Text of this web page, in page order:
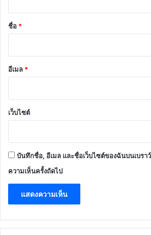
*
ชื่อ *
อีเมล *
เว็บไซต์
บันทึกชื่อ, อีเมล และชื่อเว็บไซต์ของฉันบนเบรา
ความเห็นครั้งถัดไป